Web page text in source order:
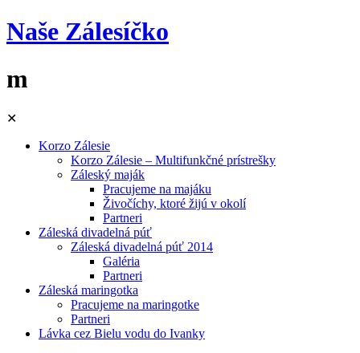
Naše Zálesíčko
m
Skip
content
✕
Korzo Zálesie
Korzo Zálesie – Multifunkčné prístrešky
Záleský maják
Pracujeme na majáku
Živočíchy, ktoré žijú v okolí
Partneri
Záleská divadelná púť
Záleská divadelná púť 2014
Galéria
Partneri
Záleská maringotka
Pracujeme na maringotke
Partneri
Lávka cez Bielu vodu do Ivanky